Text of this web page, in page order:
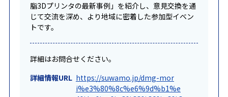
脂3Dプリンタの最新事例」を紹介し、意見交換を通
じて交流を深め、より地域に密着した参加型イベン
トです。
詳細はお問合せください。
詳細情報URL https://suwamo.jp/dmg-mor
i%e3%80%8c%e6%9d%b1%e